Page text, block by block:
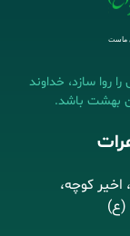
روا سازد، خداوند
بهشت باشد.
اخیر کوچه،
(ع)